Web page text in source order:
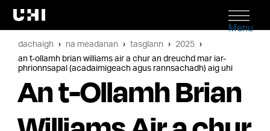
Menu
dachaigh na meadanan tasglann
2025
an t-ollamh brian williams air a chur an dreuchd mar iar-
phrionnsapal (acadaimigeach agus rannsachadh) aig uhi
An t-Ollamh Brian